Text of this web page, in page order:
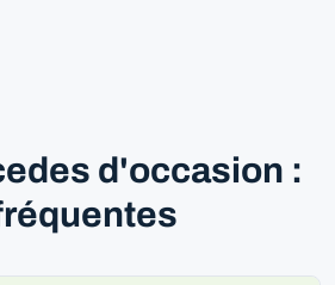
d'occasion :